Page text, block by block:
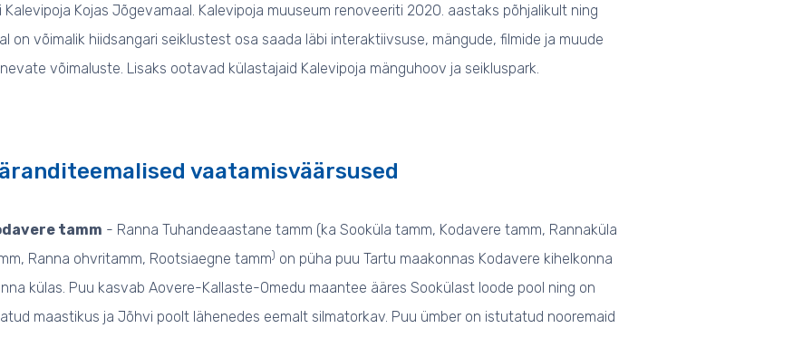
Kalevipoja Kojas Jõgevamaal. Kalevipoja muuseum renoveeriti 2020. aastaks põhjalikult ning
on võimalik hiidsangari seiklustest osa saada läbi interaktiivsuse, mängude, filmide ja muude
võimaluste. Lisaks ootavad külastajaid Kalevipoja mänguhoov ja seikluspark.
vaatamisväärsused
tamm - Ranna Tuhandeaastane tamm (ka Sooküla tamm, Kodavere tamm, Rannaküla
Ranna ohvritamm, Rootsiaegne tamm) on püha puu Tartu maakonnas Kodavere kihelkonna
külas. Puu kasvab Aovere-Kallaste-Omedu maantee ääres Sookülast loode pool ning on
maastikus ja Jõhvi poolt lähenedes eemalt silmatorkav. Puu ümber on istutatud nooremaid